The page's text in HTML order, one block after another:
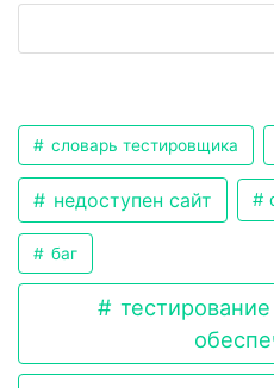
словарь тестировщика
недоступен сайт
баг